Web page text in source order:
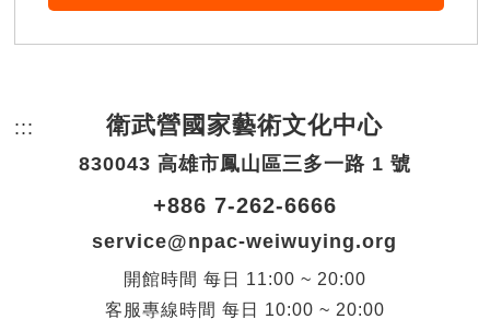
::: 頁尾網站資訊。
衛武營國家藝術文化中心
830043 高雄市鳳山區三多一路 1 號
+886 7-262-6666
service@npac-weiwuying.org
開館時間 每日
11:00 ~ 20:00
客服專線時間 每日 10:00 ~ 20:00